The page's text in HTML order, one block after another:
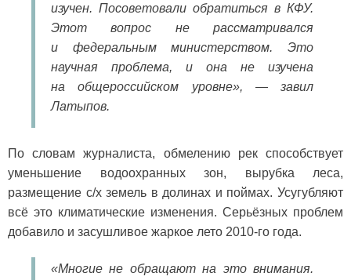
изучен. Посоветовали обратиться в КФУ.
Этот вопрос не рассматривался
и федеральным министерством. Это
научная проблема, и она не изучена
на общероссийском уровне», — завил
Латыпов.
По словам журналиста, обмелению рек способствует
уменьшение водоохранных зон, вырубка леса,
размещение с/х земель в долинах и поймах. Усугубляют
всё это климатические изменения. Серьёзных проблем
добавило и засушливое жаркое лето 2010-го года.
«Многие не обращают на это внимания.